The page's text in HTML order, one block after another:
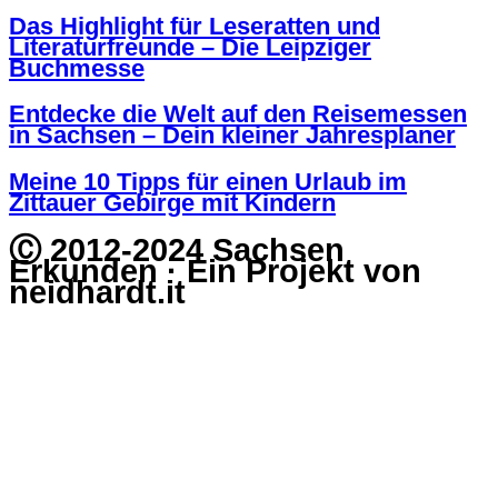
Das Highlight für Leseratten und
Literaturfreunde – Die Leipziger
Buchmesse
Entdecke die Welt auf den Reisemessen
in Sachsen – Dein kleiner Jahresplaner
Meine 10 Tipps für einen Urlaub im
Zittauer Gebirge mit Kindern
Ⓒ 2012-2024 Sachsen
Erkunden · Ein Projekt von
neidhardt.it